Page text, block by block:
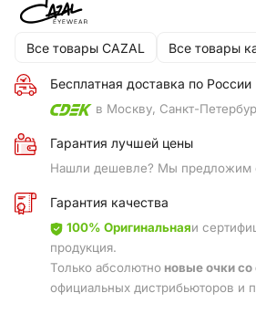
Все товары CAZAL Все товары
Бесплатная доставка по России
в Москву, Санкт-
Гарантия лучшей цены
Нашли дешевле? Мы предложим
Гарантия качества
100% Оригинальнаяи
продукция.
Только абсолютно новые очки со
официальных дистрибьюторов и